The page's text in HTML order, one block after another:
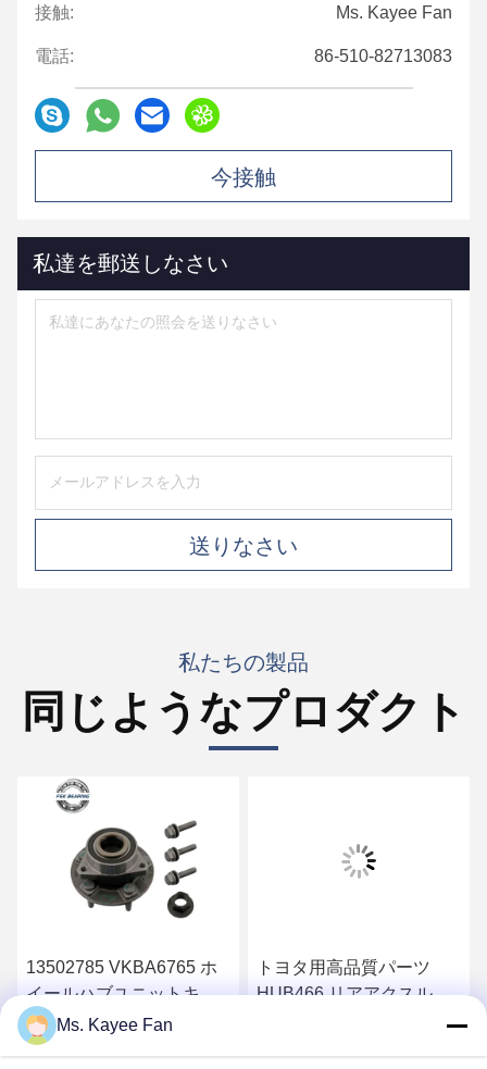
接触: Ms. Kayee Fan
電話: 86-510-82713083
今接触
私達を郵送しなさい
送りなさい
私たちの製品
同じようなプロダクト
13502785 VKBA6765 ホ
イールハブユニットキッ
ト OPEL SAAB用
最もよい価格を得なさい
トヨタ用高品質パーツ
HUB466 リアアクスルホ
Ms. Kayee Fan